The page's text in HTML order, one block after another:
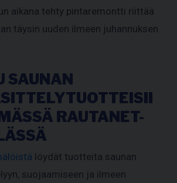
aikana tehty pintaremontti riittää
täysin uuden ilmeen juhannuksen
SAUNAN
RAUTANET-
löydät tuotteita saunan
suojaamiseen ja ilmeen